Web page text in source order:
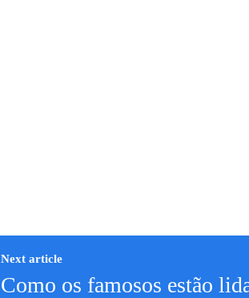
Next article
Como os famosos estão